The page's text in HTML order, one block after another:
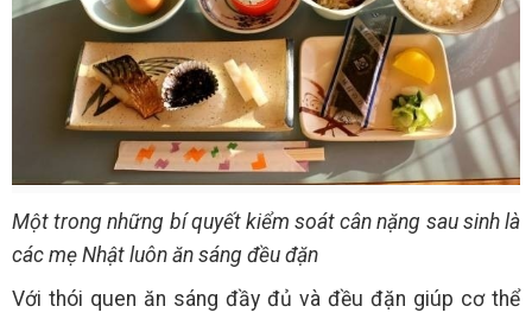
Một trong những bí quyết kiểm soát cân nặng sau sinh là
các mẹ Nhật luôn ăn sáng đều đặn
Với thói quen ăn sáng đầy đủ và đều đặn giúp cơ thể